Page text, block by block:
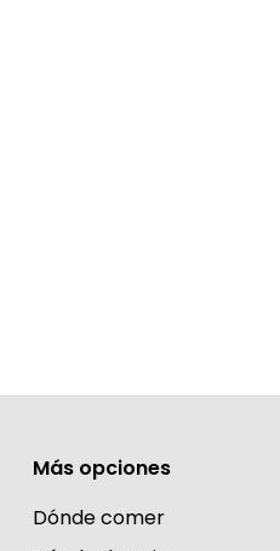
Más opciones
Dónde comer